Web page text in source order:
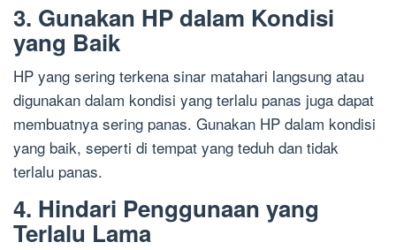
3. Gunakan HP dalam Kondisi
yang Baik
HP yang sering terkena sinar matahari langsung atau
digunakan dalam kondisi yang terlalu panas juga dapat
membuatnya sering panas. Gunakan HP dalam kondisi
yang baik, seperti di tempat yang teduh dan tidak
terlalu panas.
4. Hindari Penggunaan yang
Terlalu Lama